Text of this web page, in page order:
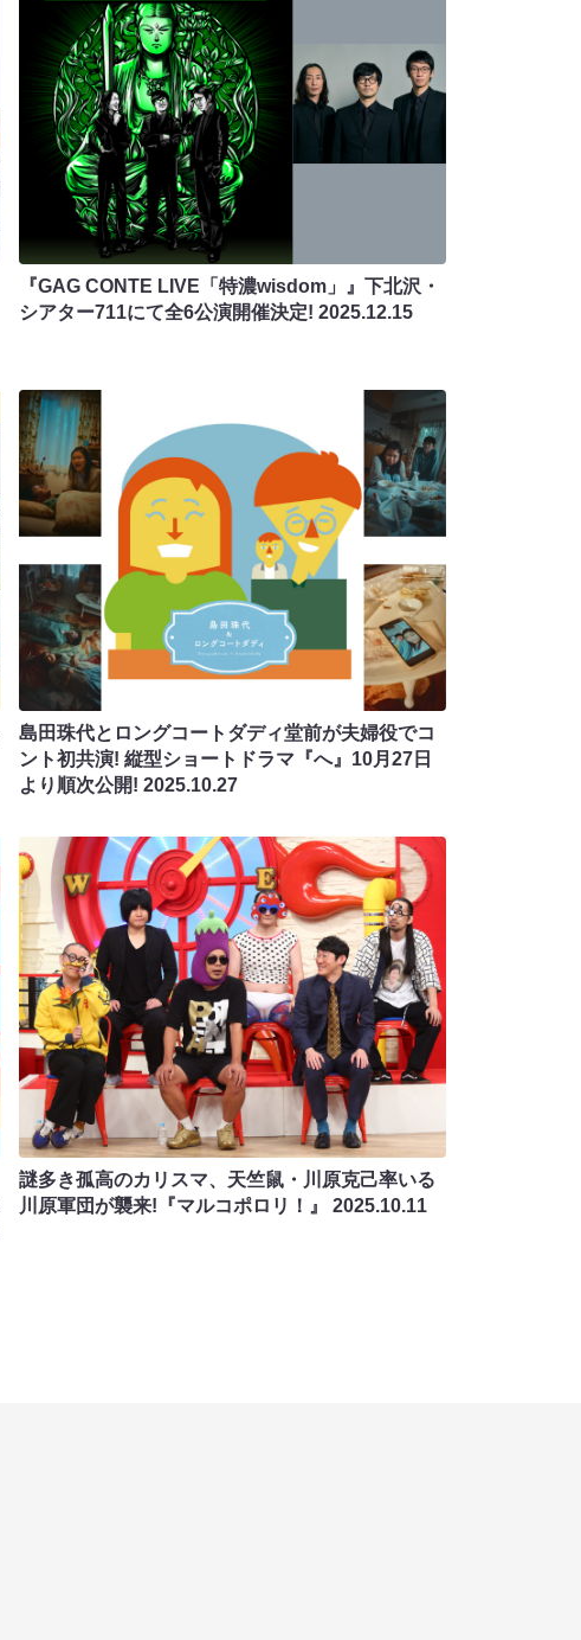
『GAG CONTE LIVE「特濃wisdom」』下北沢・
シアター711にて全6公演開催決定! 2025.12.15
島田珠代とロングコートダディ堂前が夫婦役でコ
ント初共演! 縦型ショートドラマ『へ』10月27日
より順次公開! 2025.10.27
謎多き孤高のカリスマ、天竺鼠・川原克己率いる
川原軍団が襲来!『マルコポロリ！』 2025.10.11